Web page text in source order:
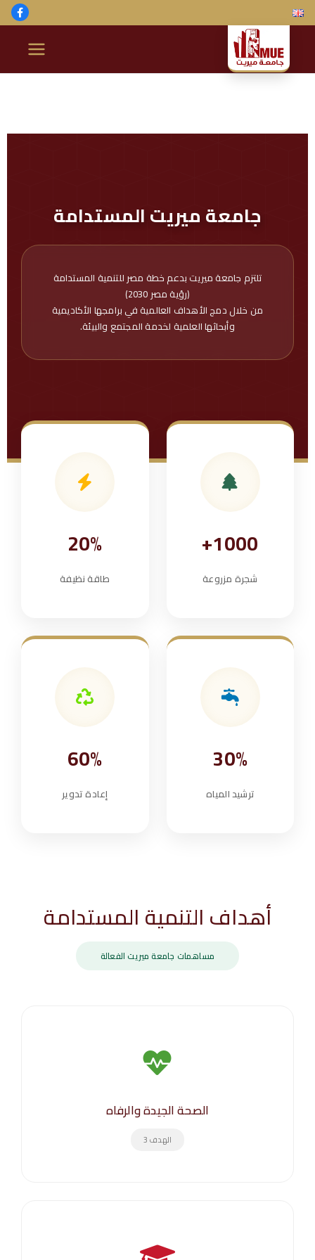
ج
م
ة
م
ير
ي
ت
جامعة ميريت المستدامة
تلتزم جامعة ميريت بدعم خطة مصر للتنمية المستدامة
(رؤية مصر 2030)
من خلال دمج الأهداف العالمية في برامجها الأكاديمية
وأبحاثها العلمية لخدمة المجتمع والبيئة.
1000+
شجرة مزروعة
20%
طاقة نظيفة
30%
ترشيد المياه
60%
إعادة تدوير
أهداف التنمية المستدامة
مساهمات جامعة ميريت الفعالة
الصحة الجيدة والرفاه
الهدف 3